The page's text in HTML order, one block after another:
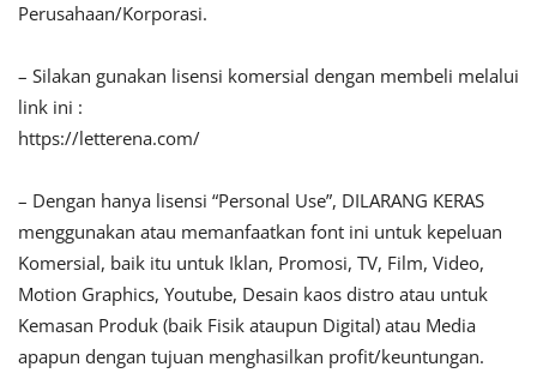
Perusahaan/Korporasi.
– Silakan gunakan lisensi komersial dengan membeli melalui
link ini :
https://letterena.com/
– Dengan hanya lisensi “Personal Use”, DILARANG KERAS
menggunakan atau memanfaatkan font ini untuk kepeluan
Komersial, baik itu untuk Iklan, Promosi, TV, Film, Video,
Motion Graphics, Youtube, Desain kaos distro atau untuk
Kemasan Produk (baik Fisik ataupun Digital) atau Media
apapun dengan tujuan menghasilkan profit/keuntungan.